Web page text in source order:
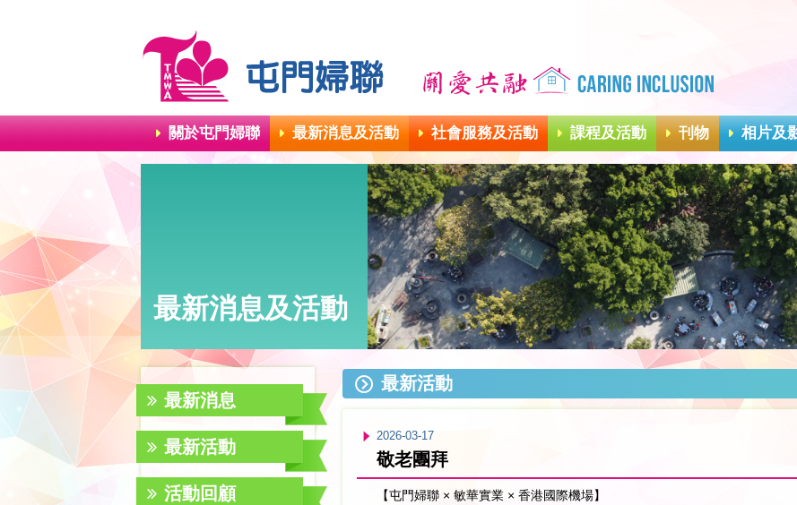
關於屯門婦聯 最新消息及活動 社會服務及活動 課程及活動 刊物 相片及
最新消息及活動
最新消息
最新活動
活動回顧
最新活動
2026-03-17
敬老團拜
【屯門婦聯 × 敏華實業 × 香港國際機場】